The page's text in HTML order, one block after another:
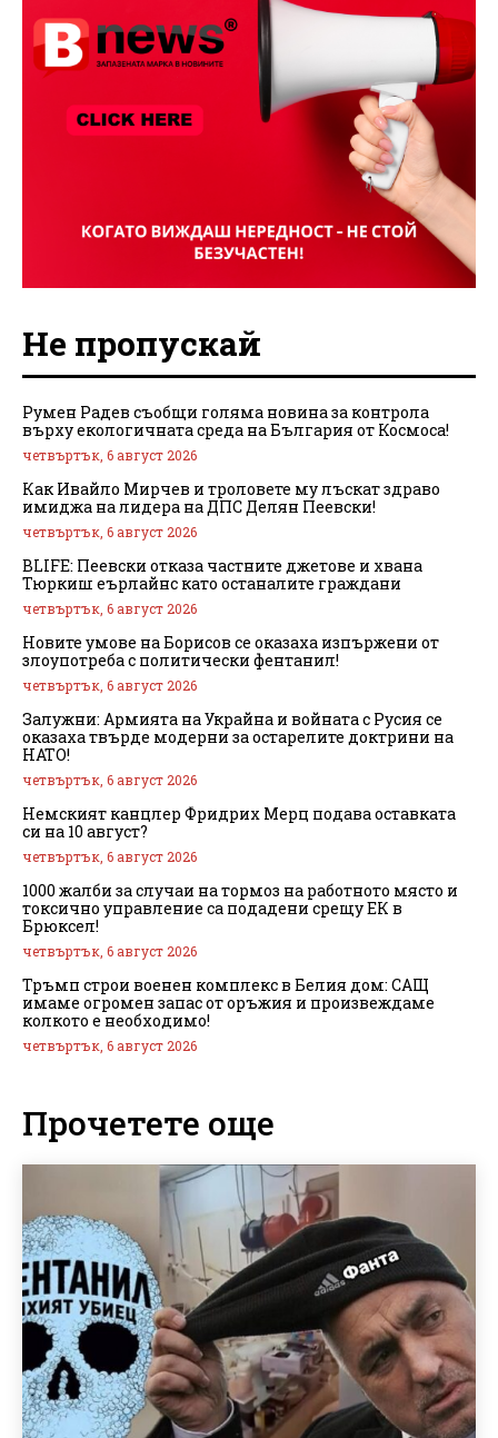
Не пропускай
Румен Радев съобщи голяма новина за контрола
върху екологичната среда на България от Космоса!
четвъртък, 6 август 2026
Как Ивайло Мирчев и троловете му лъскат здраво
имиджа на лидера на ДПС Делян Пеевски!
четвъртък, 6 август 2026
BLIFE: Пеевски отказа частните джетове и хвана
Тюркиш еърлайнс като останалите граждани
четвъртък, 6 август 2026
Новите умове на Борисов се оказаха изпържени от
злоупотреба с политически фентанил!
четвъртък, 6 август 2026
Залужни: Армията на Украйна и войната с Русия се
оказаха твърде модерни за остарелите доктрини на
НАТО!
четвъртък, 6 август 2026
Немският канцлер Фридрих Мерц подава оставката
си на 10 август?
четвъртък, 6 август 2026
1000 жалби за случаи на тормоз на работното място и
токсично управление са подадени срещу ЕК в
Брюксел!
четвъртък, 6 август 2026
Тръмп строи военен комплекс в Белия дом: САЩ
имаме огромен запас от оръжия и произвеждаме
колкото е необходимо!
четвъртък, 6 август 2026
Прочетете още